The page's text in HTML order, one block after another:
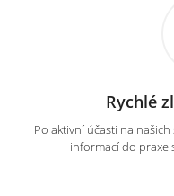
Rychlé
Po aktivní účasti na
informací do praxe